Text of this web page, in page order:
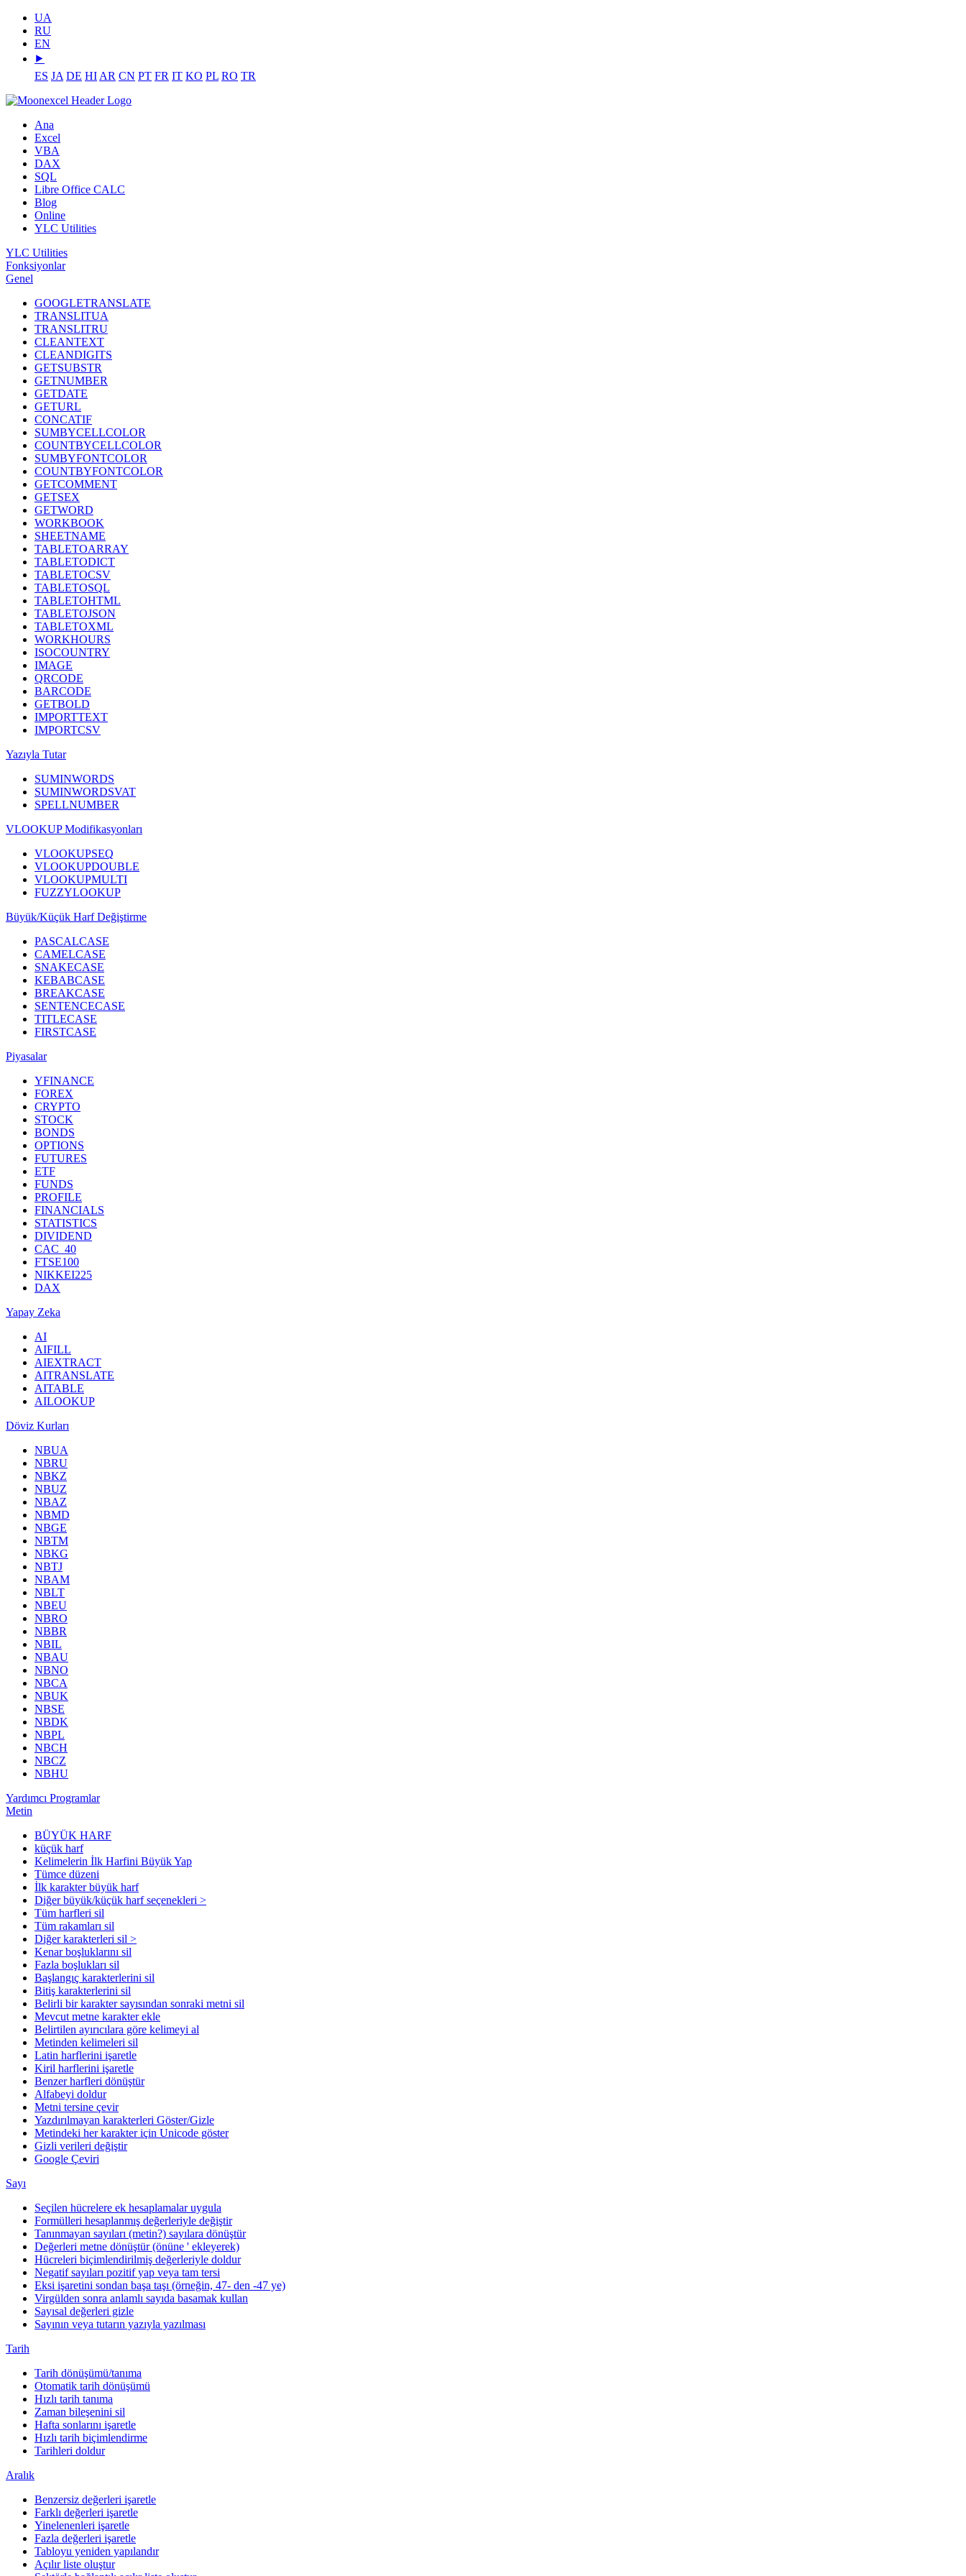
UA
RU
EN
⯈
ES JA DE HI AR CN PT FR IT KO PL RO TR
Ana
Excel
VBA
DAX
SQL
Libre Office CALC
Blog
Online
YLC Utilities
YLC Utilities
Fonksiyonlar
Genel
GOOGLETRANSLATE
TRANSLITUA
TRANSLITRU
CLEANTEXT
CLEANDIGITS
GETSUBSTR
GETNUMBER
GETDATE
GETURL
CONCATIF
SUMBYCELLCOLOR
COUNTBYCELLCOLOR
SUMBYFONTCOLOR
COUNTBYFONTCOLOR
GETCOMMENT
GETSEX
GETWORD
WORKBOOK
SHEETNAME
TABLETOARRAY
TABLETODICT
TABLETOCSV
TABLETOSQL
TABLETOHTML
TABLETOJSON
TABLETOXML
WORKHOURS
ISOCOUNTRY
IMAGE
QRCODE
BARCODE
GETBOLD
IMPORTTEXT
IMPORTCSV
Yazıyla Tutar
SUMINWORDS
SUMINWORDSVAT
SPELLNUMBER
VLOOKUP Modifikasyonları
VLOOKUPSEQ
VLOOKUPDOUBLE
VLOOKUPMULTI
FUZZYLOOKUP
Büyük/Küçük Harf Değiştirme
PASCALCASE
CAMELCASE
SNAKECASE
KEBABCASE
BREAKCASE
SENTENCECASE
TITLECASE
FIRSTCASE
Piyasalar
YFINANCE
FOREX
CRYPTO
STOCK
BONDS
OPTIONS
FUTURES
ETF
FUNDS
PROFILE
FINANCIALS
STATISTICS
DIVIDEND
CAC_40
FTSE100
NIKKEI225
DAX
Yapay Zeka
AI
AIFILL
AIEXTRACT
AITRANSLATE
AITABLE
AILOOKUP
Döviz Kurları
NBUA
NBRU
NBKZ
NBUZ
NBAZ
NBMD
NBGE
NBTM
NBKG
NBTJ
NBAM
NBLT
NBEU
NBRO
NBBR
NBIL
NBAU
NBNO
NBCA
NBUK
NBSE
NBDK
NBPL
NBCH
NBCZ
NBHU
Yardımcı Programlar
Metin
BÜYÜK HARF
küçük harf
Kelimelerin İlk Harfini Büyük Yap
Tümce düzeni
İlk karakter büyük harf
Diğer büyük/küçük harf seçenekleri >
Tüm harfleri sil
Tüm rakamları sil
Diğer karakterleri sil >
Kenar boşluklarını sil
Fazla boşlukları sil
Başlangıç karakterlerini sil
Bitiş karakterlerini sil
Belirli bir karakter sayısından sonraki metni sil
Mevcut metne karakter ekle
Belirtilen ayırıcılara göre kelimeyi al
Metinden kelimeleri sil
Latin harflerini işaretle
Kiril harflerini işaretle
Benzer harfleri dönüştür
Alfabeyi doldur
Metni tersine çevir
Yazdırılmayan karakterleri Göster/Gizle
Metindeki her karakter için Unicode göster
Gizli verileri değiştir
Google Çeviri
Sayı
Seçilen hücrelere ek hesaplamalar uygula
Formülleri hesaplanmış değerleriyle değiştir
Tanınmayan sayıları (metin?) sayılara dönüştür
Değerleri metne dönüştür (önüne ' ekleyerek)
Hücreleri biçimlendirilmiş değerleriyle doldur
Negatif sayıları pozitif yap veya tam tersi
Eksi işaretini sondan başa taşı (örneğin, 47- den -47 ye)
Virgülden sonra anlamlı sayıda basamak kullan
Sayısal değerleri gizle
Sayının veya tutarın yazıyla yazılması
Tarih
Tarih dönüşümü/tanıma
Otomatik tarih dönüşümü
Hızlı tarih tanıma
Zaman bileşenini sil
Hafta sonlarını işaretle
Hızlı tarih biçimlendirme
Tarihleri doldur
Aralık
Benzersiz değerleri işaretle
Farklı değerleri işaretle
Yinelenenleri işaretle
Fazla değerleri işaretle
Tabloyu yeniden yapılandır
Açılır liste oluştur